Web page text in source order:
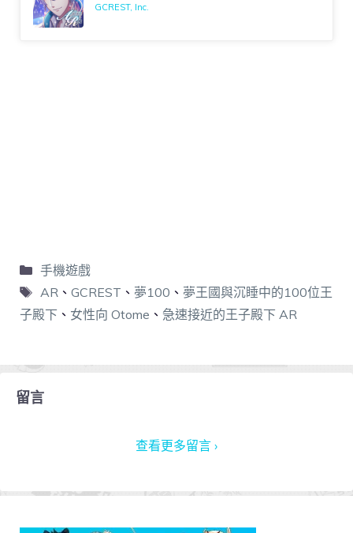
GCREST, Inc.
手機遊戲
AR、 GCREST 、 夢100 、 夢王國與沉睡中的100位王
子殿下 、 女性向 Otome 、 急速接近的王子殿下 AR
留言
查看更多留言 ›